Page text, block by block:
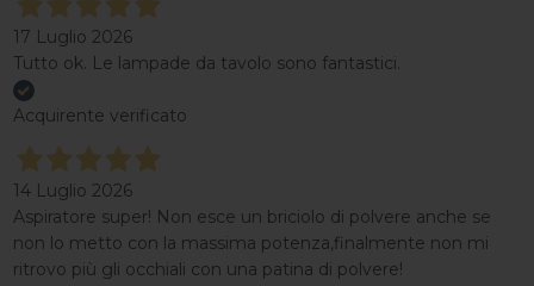
17 Luglio 2026
Tutto ok. Le lampade da tavolo sono fantastici.
Acquirente verificato
14 Luglio 2026
Aspiratore super! Non esce un briciolo di polvere anche se
non lo metto con la massima potenza,finalmente non mi
ritrovo più gli occhiali con una patina di polvere!